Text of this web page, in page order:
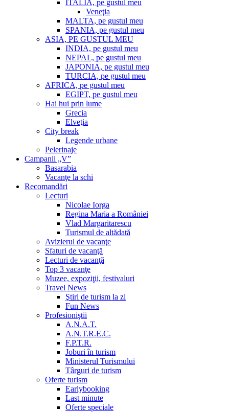
ITALIA, pe gustul meu
Veneţia
MALTA, pe gustul meu
SPANIA, pe gustul meu
ASIA, PE GUSTUL MEU
INDIA, pe gustul meu
NEPAL, pe gustul meu
JAPONIA, pe gustul meu
TURCIA, pe gustul meu
AFRICA, pe gustul meu
EGIPT, pe gustul meu
Hai hui prin lume
Grecia
Elveţia
City break
Legende urbane
Pelerinaje
Campanii „V”
Basarabia
Vacanţe la schi
Recomandări
Lecturi
Nicolae Iorga
Regina Maria a României
Vlad Margaritarescu
Turismul de altădată
Avizierul de vacanţe
Sfaturi de vacanţă
Lecturi de vacanţă
Top 3 vacanţe
Muzee, expoziţii, festivaluri
Travel News
Ştiri de turism la zi
Fun News
Profesioniştii
A.N.A.T.
A.N.T.R.E.C.
F.P.T.R.
Joburi în turism
Ministerul Turismului
Târguri de turism
Oferte turism
Earlybooking
Last minute
Oferte speciale